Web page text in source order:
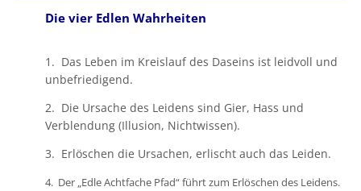
Die vier Edlen Wahrheiten
1. Das Leben im Kreislauf des Daseins ist leidvoll und
unbefriedigend.
2. Die Ursache des Leidens sind Gier, Hass und
Verblendung (Illusion, Nichtwissen).
3. Erlöschen die Ursachen, erlischt auch das Leiden.
4. Der „Edle Achtfache Pfad“ führt zum Erlöschen des Leidens.